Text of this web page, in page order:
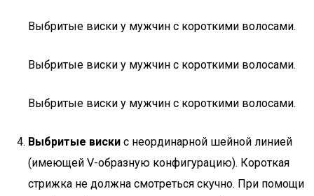
Выбритые виски у мужчин с короткими волосами.
Выбритые виски у мужчин с короткими волосами.
Выбритые виски у мужчин с короткими волосами.
Выбритые виски с неординарной шейной линией
(имеющей V-образную конфигурацию). Короткая
стрижка не должна смотреться скучно. При помощи